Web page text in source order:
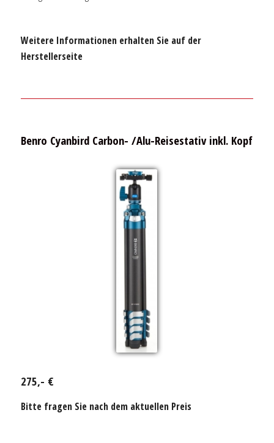
Weitere Informationen erhalten Sie auf der
Herstellerseite
Benro Cyanbird Carbon- /Alu-Reisestativ inkl. Kopf
275,- €
Bitte fragen Sie nach dem aktuellen Preis